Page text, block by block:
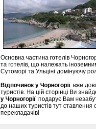
Основна частина готелів
та готелів, що належать
Сутоморі та Ульціні домінуючу
Відпочинок у Чорногорії вже
туристів. На цій сторінці Ви
у Чорногоріїподарує Вам
до наших туристів тут ставлення
перекладачів!